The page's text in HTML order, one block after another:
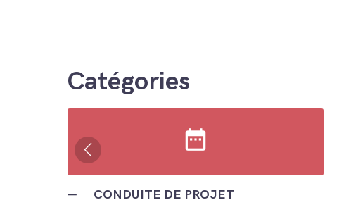
Catégories
date_range
─ CONDUITE DE PROJET